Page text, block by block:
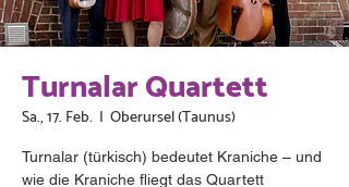
Turnalar Quartett
Sa., 17. Feb.
  |
Oberursel (Taunus)
Turnalar (türkisch) bedeutet Kraniche – und
wie die Kraniche fliegt das Quartett